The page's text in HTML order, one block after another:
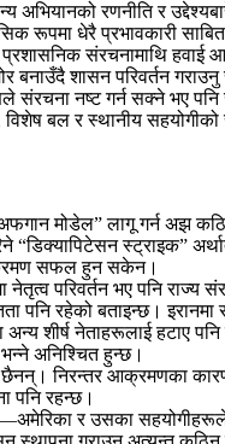
रणनीति र
रूपमा धेरै प्रभावकारी
संरचनामाथि
शासन परिवर्तन गराउनु
नष्ट गर्न सक्ने भए पनि
बल र स्थानीय सहयोगीको
मोडेल” लागू गर्न अझ
“डिक्यापिटेसन स्ट्राइक”
सफल हुन सकेन।
परिवर्तन भए पनि
पनि रहेको बताइन्छ।
शीर्ष नेताहरूलाई हटाए
अनिश्चित हुन्छ।
निरन्तर आक्रमणका
पनि रहन्छ।
र उसका